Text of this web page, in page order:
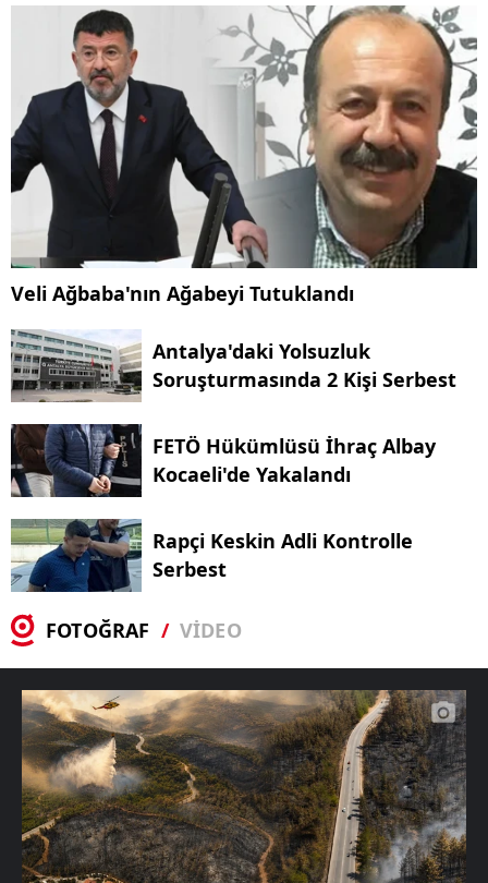
Veli Ağbaba'nın Ağabeyi Tutuklandı
Antalya'daki Yolsuzluk
Soruşturmasında 2 Kişi Serbest
FETÖ Hükümlüsü İhraç Albay
Kocaeli'de Yakalandı
Rapçi Keskin Adli Kontrolle
Serbest
FOTOĞRAF VİDEO